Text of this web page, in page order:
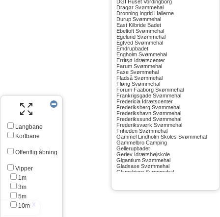
Langbane
Kortbane
Offentlig åbning
Vipper
1m
3m
5m
10m
DGI Huset Vordingborg
Dragør Svømmehal
Dronning Ingrid Hallerne
Durup Svømmehal
East Kilbride Badet
Ebeltoft Svømmehal
Egelund Svømmehal
Egtved Svømmehal
Emdrupbadet
Engholm Svømmehal
Erritsø Idrætscenter
Farum Svømmehal
Faxe Svømmehal
Fladså Svømmehal
Fløng Svømmehal
Forum Faaborg Svømmehal
Frankrigsgade Svømmehal
Fredericia Idrætscenter
Frederiksberg Svømmehal
Frederikshavn Svømmehal
Frederikssund Svømmehal
Frederiksværk Svømmehal
Friheden Svømmehal
Gammel Lindholm Skoles Svømmehal
Gammelbro Camping
Gellerupbadet
Gerlev Idrætshøjskole
Gigantium Svømmehal
Gladsaxe Svømmehal
Glamsbjerg Svømmehal
Greve Svømmehal